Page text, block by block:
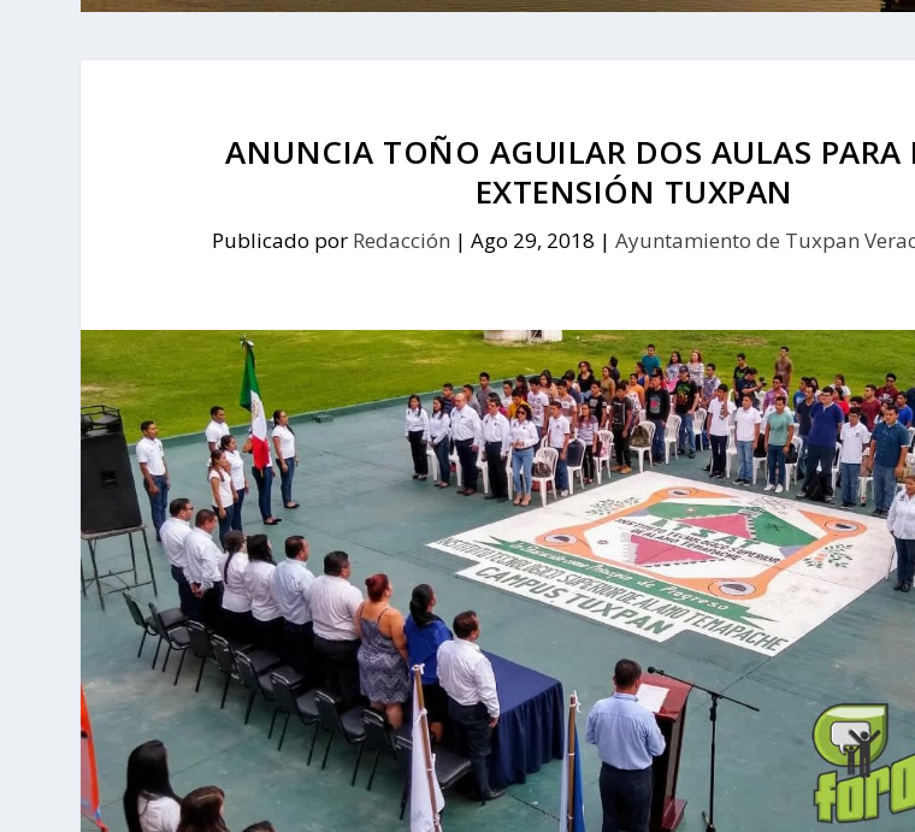
ANUNCIA TOÑO AGUILAR DOS AULAS PARA
EXTENSIÓN TUXPAN
Publicado por Redacción | Ago 29, 2018 | Ayuntamiento de Tuxpan